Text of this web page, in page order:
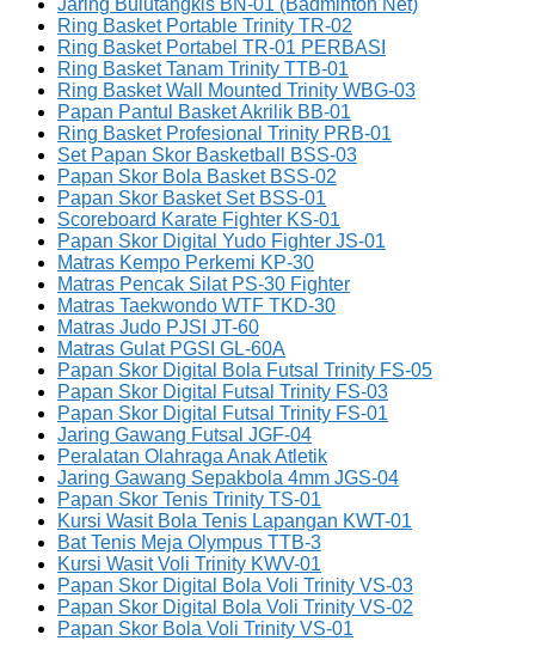
Jaring Bulutangkis BN-01 (Badminton Net)
Ring Basket Portable Trinity TR-02
Ring Basket Portabel TR-01 PERBASI
Ring Basket Tanam Trinity TTB-01
Ring Basket Wall Mounted Trinity WBG-03
Papan Pantul Basket Akrilik BB-01
Ring Basket Profesional Trinity PRB-01
Set Papan Skor Basketball BSS-03
Papan Skor Bola Basket BSS-02
Papan Skor Basket Set BSS-01
Scoreboard Karate Fighter KS-01
Papan Skor Digital Yudo Fighter JS-01
Matras Kempo Perkemi KP-30
Matras Pencak Silat PS-30 Fighter
Matras Taekwondo WTF TKD-30
Matras Judo PJSI JT-60
Matras Gulat PGSI GL-60A
Papan Skor Digital Bola Futsal Trinity FS-05
Papan Skor Digital Futsal Trinity FS-03
Papan Skor Digital Futsal Trinity FS-01
Jaring Gawang Futsal JGF-04
Peralatan Olahraga Anak Atletik
Jaring Gawang Sepakbola 4mm JGS-04
Papan Skor Tenis Trinity TS-01
Kursi Wasit Bola Tenis Lapangan KWT-01
Bat Tenis Meja Olympus TTB-3
Kursi Wasit Voli Trinity KWV-01
Papan Skor Digital Bola Voli Trinity VS-03
Papan Skor Digital Bola Voli Trinity VS-02
Papan Skor Bola Voli Trinity VS-01